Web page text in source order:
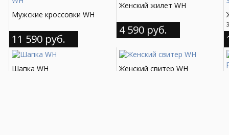
Мужские кроссовки WH
11 590 руб.
Женский жилет WH
4 590 руб.
Шапка WH Женский свитер WH